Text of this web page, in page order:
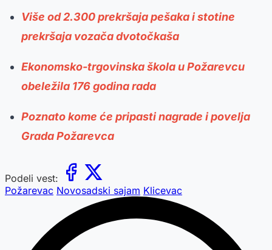
Više od 2.300 prekršaja pešaka i stotine
prekršaja vozača dvotočkaša
Ekonomsko-trgovinska škola u Požarevcu
obeležila 176 godina rada
Poznato kome će pripasti nagrade i povelja
Grada Požarevca
Podeli vest:
Požarevac Novosadski sajam Klicevac